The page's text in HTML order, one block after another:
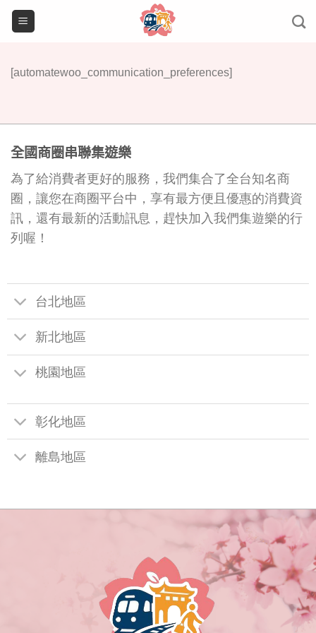
Skip
[automatewoo_communication_preferences]
全國商圈串聯集遊樂
為了給消費者更好的服務，我們集合了全台知名商
圈，讓您在商圈平台中，享有最方便且優惠的消費資
訊，還有最新的活動訊息，趕快加入我們集遊樂的行
列喔！
台北地區
新北地區
桃園地區
彰化地區
離島地區